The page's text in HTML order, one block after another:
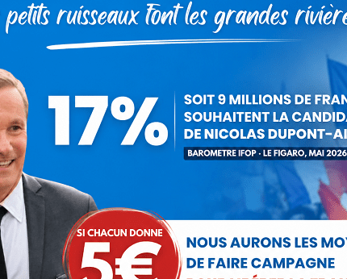
adopté par toutes les grandes
carbonées, mais cela se fera de façon durable, non à
la première bataille celle de la sobriété énergétique
l’argent public.
La France 18 novembre 2020
cet article